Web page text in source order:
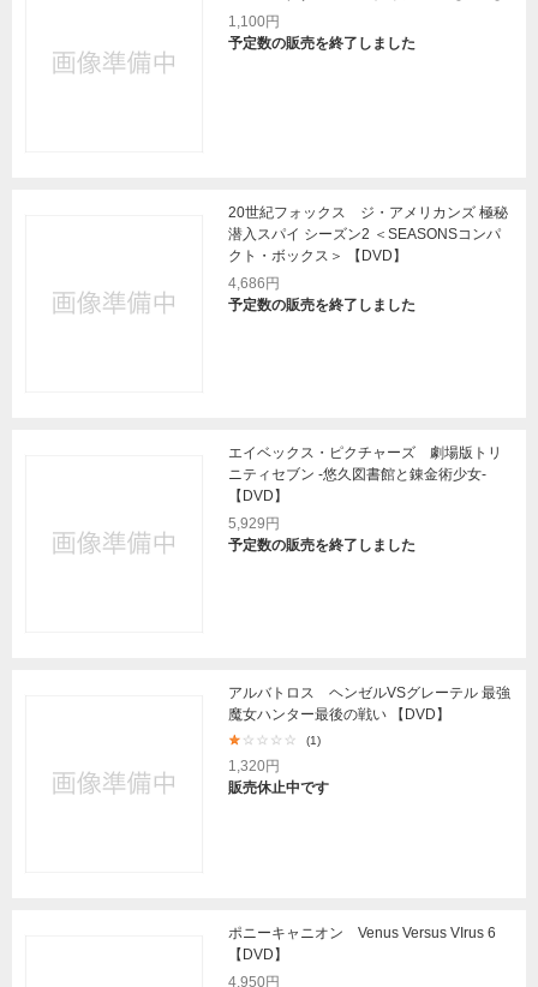
1,100円
予定数の販売を終了しました
20世紀フォックス ジ・アメリカンズ 極秘
潜入スパイ シーズン2 ＜SEASONSコンパ
クト・ボックス＞ 【DVD】
4,686円
予定数の販売を終了しました
エイベックス・ピクチャーズ 劇場版トリ
ニティセブン -悠久図書館と錬金術少女-
【DVD】
5,929円
予定数の販売を終了しました
アルバトロス ヘンゼルVSグレーテル 最強
魔女ハンター最後の戦い 【DVD】
(1)
1,320円
販売休止中です
ポニーキャニオン Venus Versus VIrus 6
【DVD】
4,950円